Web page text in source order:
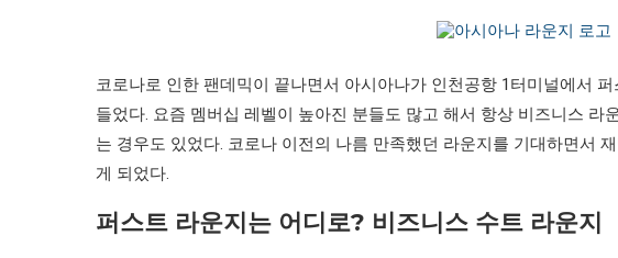
코로나로 인한 팬데믹이 끝나면서 아시아나가 인천공항 1터미널에서
들었다. 요즘 멤버십 레벨이 높아진 분들도 많고 해서 항상 비즈니스 라
는 경우도 있었다. 코로나 이전의 나름 만족했던 라운지를 기대하면서
게 되었다.
퍼스트 라운지는 어디로? 비즈니스 수트 라운지